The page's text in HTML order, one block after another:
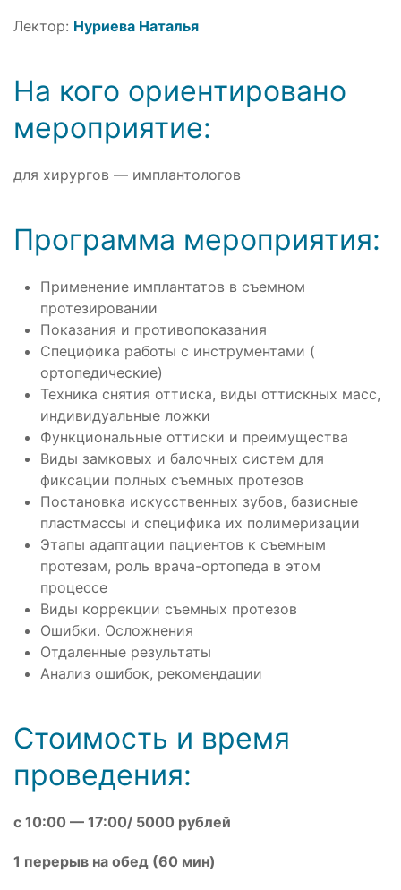
Лектор: Нуриева Наталья
На кого ориентировано
мероприятие:
для хирургов — имплантологов
Программа мероприятия:
Применение имплантатов в съемном
протезировании
Показания и противопоказания
Специфика работы с инструментами (
ортопедические)
Техника снятия оттиска, виды оттискных масс,
индивидуальные ложки
Функциональные оттиски и преимущества
Виды замковых и балочных систем для
фиксации полных съемных протезов
Постановка искусственных зубов, базисные
пластмассы и специфика их полимеризации
Этапы адаптации пациентов к съемным
протезам, роль врача-ортопеда в этом
процессе
Виды коррекции съемных протезов
Ошибки. Осложнения
Отдаленные результаты
Анализ ошибок, рекомендации
Стоимость и время
проведения:
с 10:00 — 17:00/ 5000 рублей
1 перерыв на обед (60 мин)